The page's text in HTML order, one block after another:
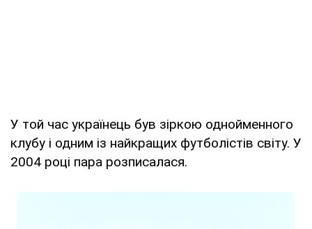
У той час українець був зіркою однойменного
клубу і одним із найкращих футболістів світу. У
2004 році пара розписалася.